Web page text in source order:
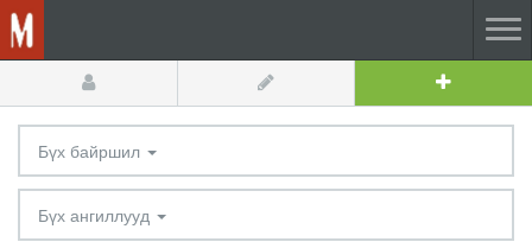
Бүх байршил
Бүх ангиллууд